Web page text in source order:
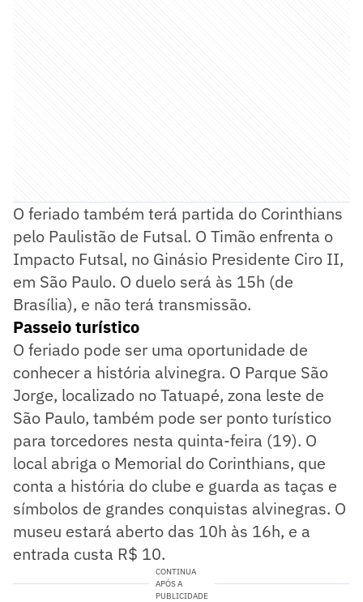
O feriado também terá partida do Corinthians
pelo Paulistão de Futsal. O Timão enfrenta o
Impacto Futsal, no Ginásio Presidente Ciro II,
em São Paulo. O duelo será às 15h (de
Brasília), e não terá transmissão.
Passeio turístico
O feriado pode ser uma oportunidade de
conhecer a história alvinegra. O Parque São
Jorge, localizado no Tatuapé, zona leste de
São Paulo, também pode ser ponto turístico
para torcedores nesta quinta-feira (19). O
local abriga o Memorial do Corinthians, que
conta a história do clube e guarda as taças e
símbolos de grandes conquistas alvinegras. O
museu estará aberto das 10h às 16h, e a
entrada custa R$ 10.
CONTINUA
APÓS A
PUBLICIDADE